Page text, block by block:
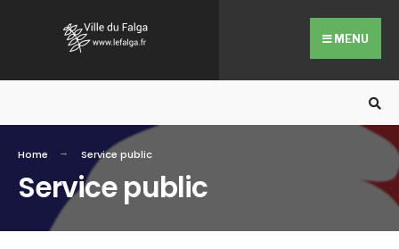
MENU
Home Service public
Service public